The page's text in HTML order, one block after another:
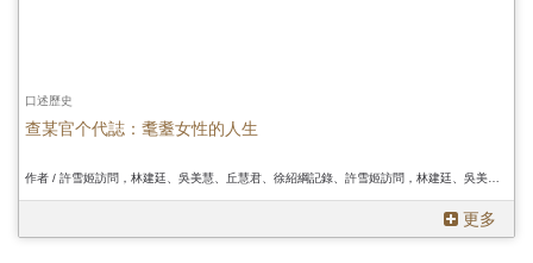
口述歷史
查某官个代誌：耄耋女性的人生
作者 / 許雪姬訪問，林建廷、吳美慧、丘慧君、徐紹綱記錄、許雪姬訪問，林建廷、吳美慧、丘慧君、徐紹綱記錄、許雪姬訪問，林建廷、吳美慧、丘慧君、徐紹綱記錄
更多